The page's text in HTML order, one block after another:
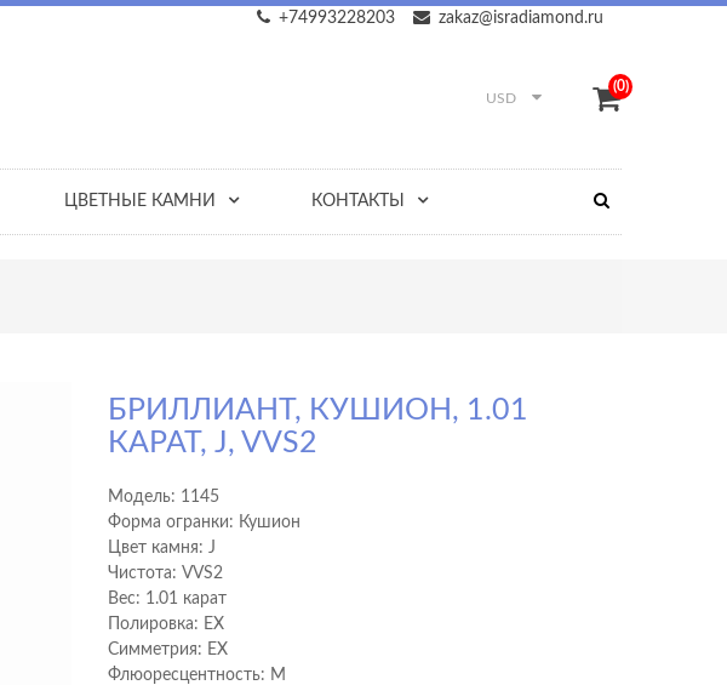
zakaz@isradiamond.ru
+74993228203
USD
(0)
ЦВЕТНЫЕ КАМНИ КОНТАКТЫ
БРИЛЛИАНТ, КУШИОН, 1.01
КАРАТ, J, VVS2
Модель: 1145
Форма огранки: Кушион
Цвет камня: J
Чистота: VVS2
Вес: 1.01 карат
Полировка: EX
Cимметрия: EX
Флюоресцентность: M